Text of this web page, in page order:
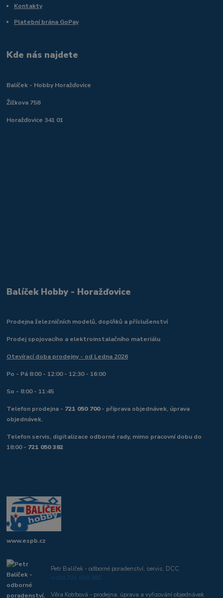
Kontakty
Platební brána GoPay
Kde nás najdete
Balíček - Hobby Horažďovice
Žižkova 758
Horažďovice 341 01
Balíček Hobby - Horažďovice
Prodejna železničních modelů, doplňků a příslušenství
Prodej spojovacího a elektroinstalačního materiálu
Otevírací doba prodejny - od Ledna 2026
Po - Pá 8:00 - 12:00 - 12:30 - 16:00
So - 8:00 - 11:45
Telefon prodejna - 721 050 700- příprava objednávek, úprava
objednávek.
Telefon servis, digitalizace odborné rady, mimo pracovní dobu do
18:00 - 721 050 382
www.espb.cz
Petr Balíček - odborné poradenství, servis, DCC
+420 721 050 382
Věra Kotrbová - prodejna, úprava a vyřizování objednávek